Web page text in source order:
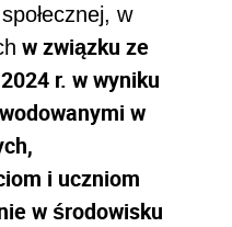
w
w związku ze
r. w wyniku
w
i uczniom
w środowisku